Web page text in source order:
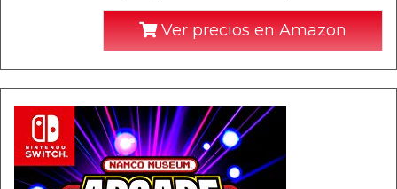
Ver precios en Amazon